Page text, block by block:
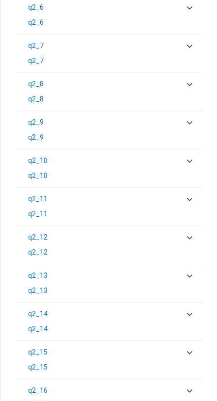
q2_6
q2_6
q2_7
q2_7
q2_8
q2_8
q2_9
q2_9
q2_10
q2_10
q2_11
q2_11
q2_12
q2_12
q2_13
q2_13
q2_14
q2_14
q2_15
q2_15
q2_16